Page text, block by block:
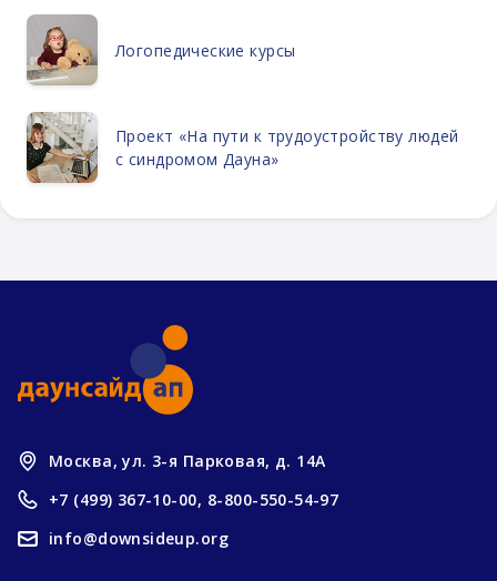
Логопедические курсы
Проект «На пути к трудоустройству людей
с синдромом Дауна»
Москва, ул. 3-я Парковая, д. 14А
+7 (499) 367-10-00, 8-800-550-54-97
info@downsideup.org